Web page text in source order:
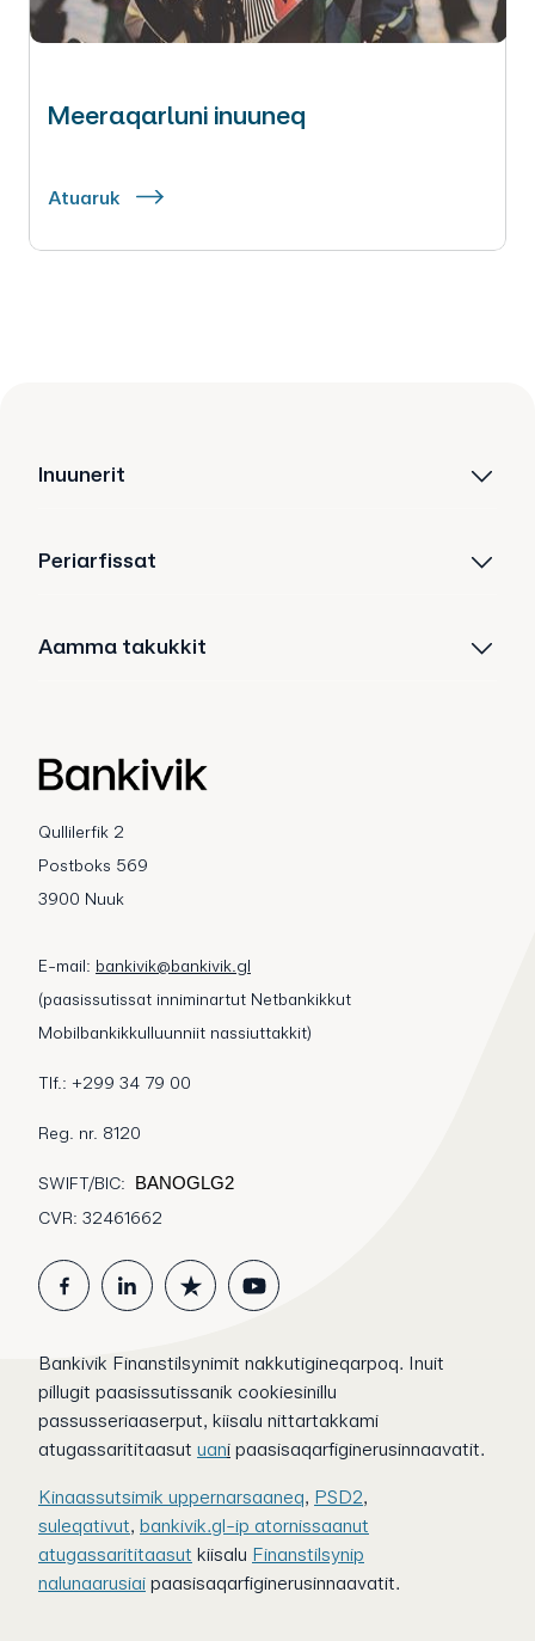
Meeraqarluni inuuneq
Atuaruk
Inuunerit
Periarfissat
Aamma takukkit
Qullilerfik 2
Postboks 569
3900 Nuuk
E-mail: bankivik@bankivik.gl
(paasissutissat inniminartut Netbankikkut
Mobilbankikkulluunniit nassiuttakkit)
Tlf.: +299 34 79 00
Reg. nr. 8120
SWIFT/BIC:
BANOGLG2
CVR: 32461662
Bankivik Finanstilsynimit nakkutigineqarpoq. Inuit
pillugit paasissutissanik cookiesinillu
passusseriaaserput, kiisalu nittartakkami
atugassarititaasut uani paasisaqarfiginerusinnaavatit.
Kinaassutsimik uppernarsaaneq, PSD2,
suleqativut, bankivik.gl-ip atornissaanut
atugassarititaasut kiisalu Finanstilsynip
nalunaarusiai paasisaqarfiginerusinnaavatit.